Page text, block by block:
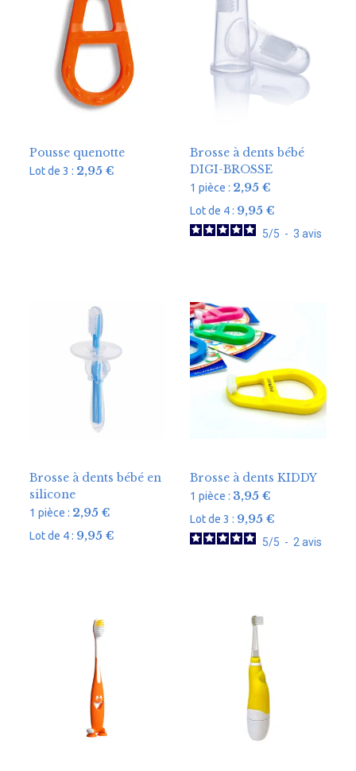
Pousse quenotte
Lot de 3 : 2,95€
Brosse à dents bébé
DIGI-BROSSE
1 pièce : 2,95 €
Lot de 4 : 9,95 €
5/5 - 3 avis
Brosse à dents bébé en
silicone
1 pièce : 2,95€
Lot de 4 : 9,95€
Brosse à dents KIDDY
1 pièce : 3,95 €
Lot de 3 : 9,95 €
5/5 - 2avis